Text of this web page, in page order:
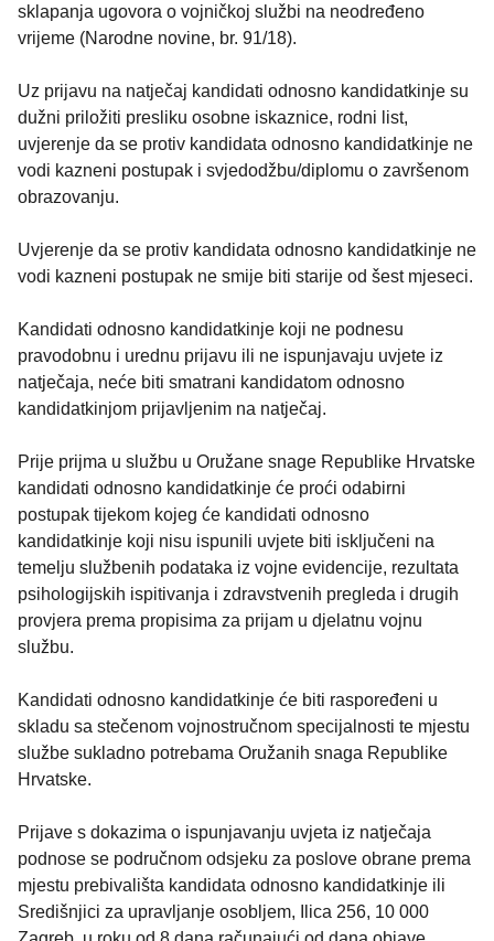
sklapanja ugovora o vojničkoj službi na neodređeno
vrijeme (Narodne novine, br. 91/18).
Uz prijavu na natječaj kandidati odnosno kandidatkinje su
dužni priložiti presliku osobne iskaznice, rodni list,
uvjerenje da se protiv kandidata odnosno kandidatkinje ne
vodi kazneni postupak i svjedodžbu/diplomu o završenom
obrazovanju.
Uvjerenje da se protiv kandidata odnosno kandidatkinje ne
vodi kazneni postupak ne smije biti starije od šest mjeseci.
Kandidati odnosno kandidatkinje koji ne podnesu
pravodobnu i urednu prijavu ili ne ispunjavaju uvjete iz
natječaja, neće biti smatrani kandidatom odnosno
kandidatkinjom prijavljenim na natječaj.
Prije prijma u službu u Oružane snage Republike Hrvatske
kandidati odnosno kandidatkinje će proći odabirni
postupak tijekom kojeg će kandidati odnosno
kandidatkinje koji nisu ispunili uvjete biti isključeni na
temelju službenih podataka iz vojne evidencije, rezultata
psihologijskih ispitivanja i zdravstvenih pregleda i drugih
provjera prema propisima za prijam u djelatnu vojnu
službu.
Kandidati odnosno kandidatkinje će biti raspoređeni u
skladu sa stečenom vojnostručnom specijalnosti te mjestu
službe sukladno potrebama Oružanih snaga Republike
Hrvatske.
Prijave s dokazima o ispunjavanju uvjeta iz natječaja
podnose se područnom odsjeku za poslove obrane prema
mjestu prebivališta kandidata odnosno kandidatkinje ili
Središnjici za upravljanje osobljem, Ilica 256, 10 000